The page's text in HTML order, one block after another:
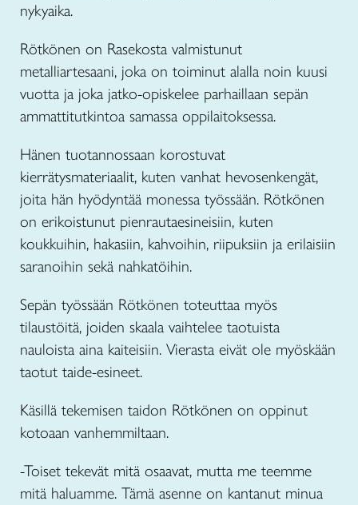
nykyaika.
Rötkönen on Rasekosta valmistunut
metalliartesaani, joka on toiminut alalla noin kuusi
vuotta ja joka jatko-opiskelee parhaillaan sepän
ammattitutkintoa samassa oppilaitoksessa.
Hänen tuotannossaan korostuvat
kierrätysmateriaalit, kuten vanhat hevosenkengät,
joita hän hyödyntää monessa työssään. Rötkönen
on erikoistunut pienrautaesineisiin, kuten
koukkuihin, hakasiin, kahvoihin, riipuksiin ja erilaisiin
saranoihin sekä nahkatöihin.
Sepän työssään Rötkönen toteuttaa myös
tilaustöitä, joiden skaala vaihtelee taotuista
nauloista aina kaiteisiin. Vierasta eivät ole myöskään
taotut taide-esineet.
Käsillä tekemisen taidon Rötkönen on oppinut
kotoaan vanhemmiltaan.
-Toiset tekevät mitä osaavat, mutta me teemme
mitä haluamme. Tämä asenne on kantanut minua